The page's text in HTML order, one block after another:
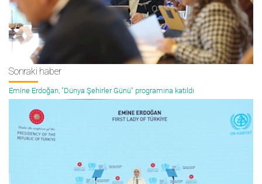
Sonraki haber
Emine Erdoğan, "Dünya Şehirler Günü" programına katıldı